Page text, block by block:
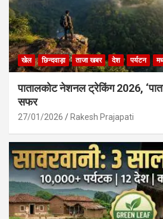
खेल छिन्दवाड़ा ताजा खबर देश पर्यटन
पातालकोट नेशनल ट्रेकिंग 2026,
सफर
27/01/2026 Rakesh Prajapati